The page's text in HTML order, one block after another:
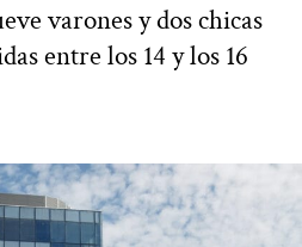
varones y dos chicas
entre los 14 y los 16